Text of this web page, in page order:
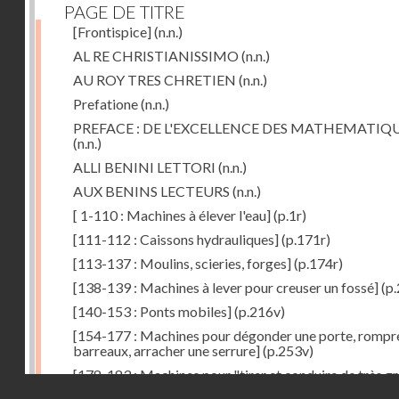
PAGE DE TITRE
[Frontispice](n.n.)
AL RE CHRISTIANISSIMO (n.n.)
AU ROY TRES CHRETIEN (n.n.)
Prefatione(n.n.)
PREFACE : DE L'EXCELLENCE DES
(n.n.)
ALLI BENINI LETTORI (n.n.)
AUX BENINS LECTEURS (n.n.)
[ 1-110 : Machines à élever l'eau](p.1r)
[111-112 : Caissons hydrauliques](p.171r)
[113-137 : Moulins, scieries, forges](p.174r)
[138-139 : Machines à lever pour creuser un fossé]
[140-153 : Ponts mobiles](p.216v)
[154-177 : Machines pour dégonder une porte,
barreaux, arracher une serrure](p.253v)
[178-183 : Machines pour "tirer et conduire de très